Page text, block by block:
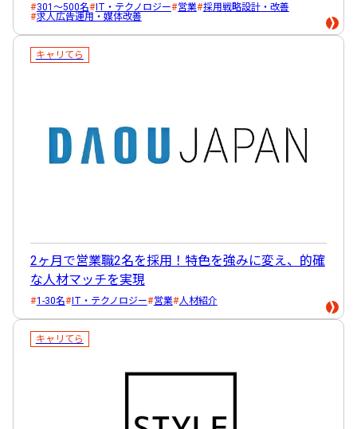
301～500名 IT・テクノロジー 営業 採用戦略設計・改善
求人広告運用・媒体改善
キャリてら
2ヶ月で営業職2名を採用！特色を強みに変え、的確
な人材マッチを実現
1-30名 IT・テクノロジー 営業 人材紹介
キャリてら